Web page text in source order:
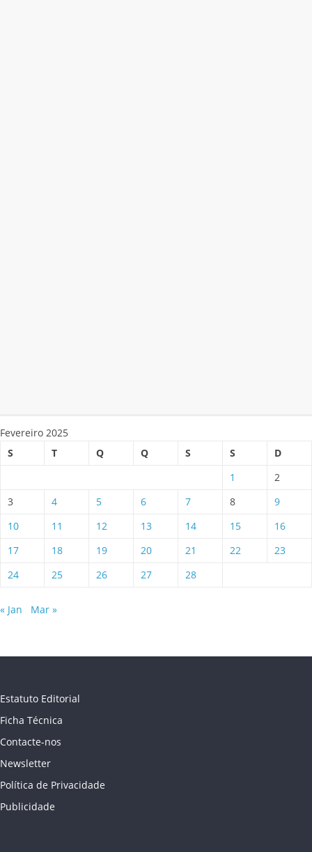
Fevereiro 2025
S
T Q Q S S
D
1
2
3
4 5 6 7 8
9
10
11 12 13 14 15
16
17
18 19 20 21 22
23
24
25 26 27 28
« Jan Mar »
Estatuto Editorial
Ficha Técnica
Contacte-nos
Newsletter
Política de Privacidade
Publicidade